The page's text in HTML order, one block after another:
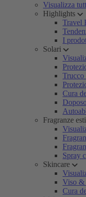
Visualizza
Highlights
Travel
I
Solari
Trucco
Cura
Fragranze
Spray
Skincare
Viso &
Cura